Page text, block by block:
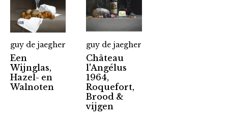
guy de jaegher
Een
Wijnglas,
Hazel- en
Walnoten
guy de jaegher
Château
l'Angélus
1964,
Roquefort,
Brood &
vijgen
Partners